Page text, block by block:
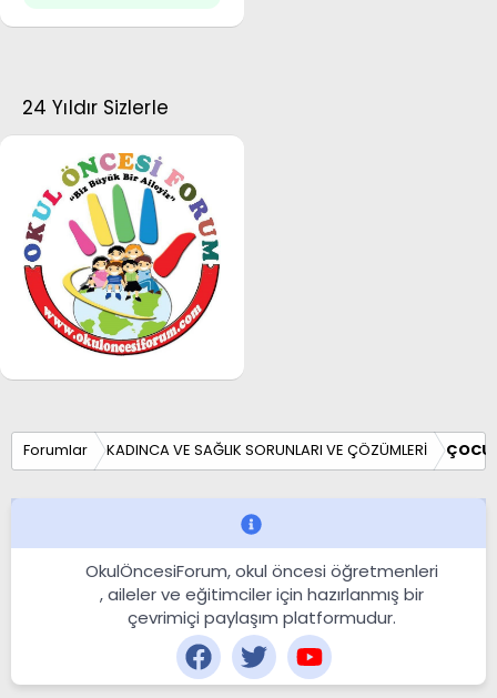
24 Yıldır Sizlerle
Forumlar KADINCA VE SAĞLIK SORUNLARI VE ÇÖZÜMLERİ
OkulÖncesiForum, okul öncesi öğretmenleri
, aileler ve eğitimciler için hazırlanmış bir
çevrimiçi paylaşım platformudur.